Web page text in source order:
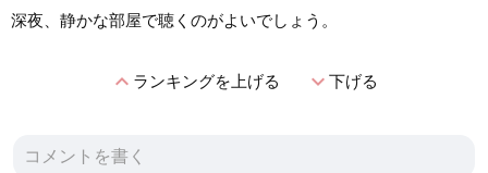
深夜、静かな部屋で聴くのがよいでしょう。
expand_lessランキングを上げる expand_more下げる